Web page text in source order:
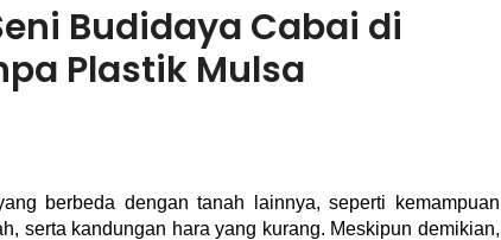
Budidaya Cabai di
Plastik Mulsa
berbeda dengan tanah lainnya, seperti kemampuan
serta kandungan hara yang kurang. Meskipun demikian,